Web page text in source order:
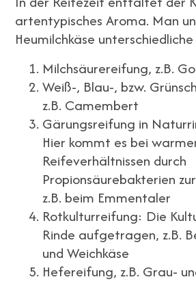
artentypisches Aroma. Man
Heumilchkäse
Milchsäurereifung, z.B.
Weiß-, Blau-, bzw.
z.B. Camembert
Gärungsreifung in
Hier kommt es bei
Reifeverhältnissen durch
Propionsäurebakterien
z.B. beim Emmentaler
Rotkulturreifung: Die
Rinde aufgetragen, z.B.
und Weichkäse
Hefereifung, z.B. Grau-